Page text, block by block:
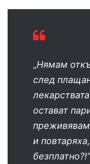
„Нямам
след
остават
и
безплатно?!“